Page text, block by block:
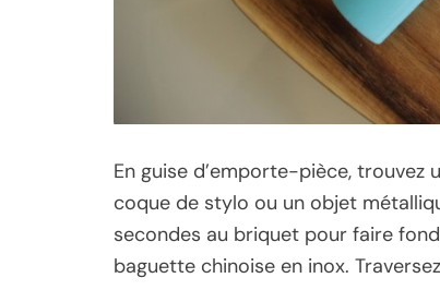
En guise d’emporte-pièce, trouvez
coque de stylo ou un objet
secondes au briquet pour faire
baguette chinoise en inox.